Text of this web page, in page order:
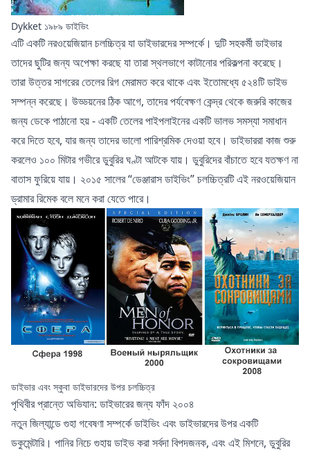
Dykket ১৯৮৯ ডাইভিং
এটি একটি নরওয়েজিয়ান চলচ্চিত্র যা ডাইভারদের সম্পর্কে। দুটি সহকর্মী ডাইভার
তাদের ছুটির জন্য অপেক্ষা করছে যা তারা স্থলভাগে কাটানোর পরিকল্পনা করেছে।
তারা উত্তর সাগরের তেলের রিগ মেরামত করে থাকে এবং ইতোমধ্যে ৫২৪টি ডাইভ
সম্পন্ন করেছে। উড্ডয়নের ঠিক আগে, তাদের পর্যবেক্ষণ কেন্দ্র থেকে জরুরি কাজের
জন্য ডেকে পাঠানো হয় - একটি তেলের পাইপলাইনের একটি ভালভ সমস্যা সমাধান
করে দিতে হবে, যার জন্য তাদের ভালো পারিশ্রমিক দেওয়া হবে। ডাইভাররা কাজ শুরু
করলেও ১০০ মিটার গভীরে ডুবুরির ঘণ্টা আটকে যায়। ডুবুরিদের বাঁচাতে হবে যতক্ষণ না
বাতাস ফুরিয়ে যায়। ২০১৫ সালের “ডেঞ্জারাস ডাইভিং” চলচ্চিত্রটি এই নরওয়েজিয়ান
ড্রামার রিমেক বলে মনে করা যেতে পারে।
ডাইভার এবং স্কুবা ডাইভারদের উপর চলচ্চিত্র
পৃথিবীর প্রান্তে অভিযান: ডাইভারের জন্য ফাঁদ ২০০৪
নতুন জিল্যান্ডে গুহা গবেষণা সম্পর্কে ডাইভিং এবং ডাইভারদের উপর একটি
ডকুমেন্টারি। পানির নিচে গুহায় ডাইভ করা সর্বদা বিপদজনক, এবং এই মিশনে, ডুবুরির